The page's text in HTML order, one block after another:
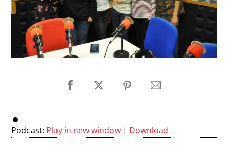
Podcast: Play in new window | Download